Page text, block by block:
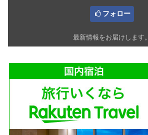
フォロー
最新情報をお届けします。